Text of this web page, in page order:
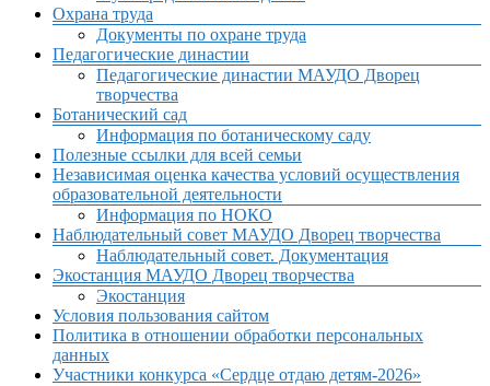
Охрана труда
Документы по охране труда
Педагогические династии
Педагогические династии МАУДО Дворец
творчества
Ботанический сад
Информация по ботаническому саду
Полезные ссылки для всей семьи
Независимая оценка качества условий осуществления
образовательной деятельности
Информация по НОКО
Наблюдательный совет МАУДО Дворец творчества
Наблюдательный совет. Документация
Экостанция МАУДО Дворец творчества
Экостанция
Условия пользования сайтом
Политика в отношении обработки персональных
данных
Участники конкурса «Сердце отдаю детям-2026»